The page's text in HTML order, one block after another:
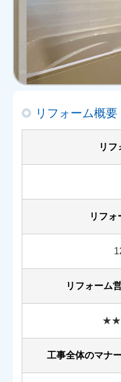
リフォーム概要
リフ
リフォ
リフォーム
工事全体のマナ